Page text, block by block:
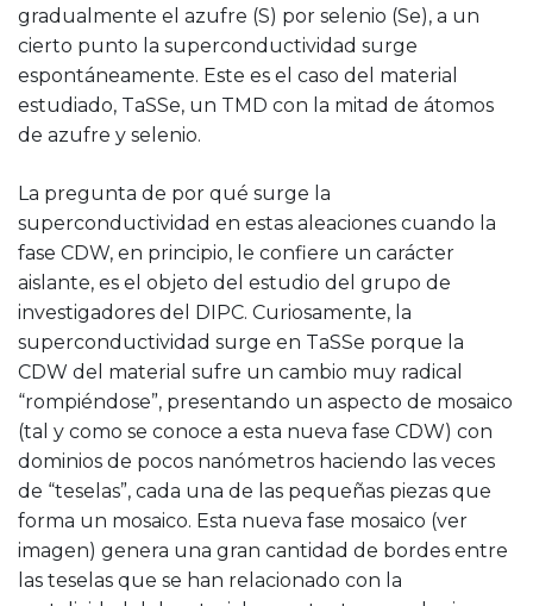
gradualmente el azufre (S) por selenio (Se), a un
cierto punto la superconductividad surge
espontáneamente. Este es el caso del material
estudiado, TaSSe, un TMD con la mitad de átomos
de azufre y selenio.
La pregunta de por qué surge la
superconductividad en estas aleaciones cuando la
fase CDW, en principio, le confiere un carácter
aislante, es el objeto del estudio del grupo de
investigadores del DIPC. Curiosamente, la
superconductividad surge en TaSSe porque la
CDW del material sufre un cambio muy radical
“rompiéndose”, presentando un aspecto de mosaico
(tal y como se conoce a esta nueva fase CDW) con
dominios de pocos nanómetros haciendo las veces
de “teselas”, cada una de las pequeñas piezas que
forma un mosaico. Esta nueva fase mosaico (ver
imagen) genera una gran cantidad de bordes entre
las teselas que se han relacionado con la